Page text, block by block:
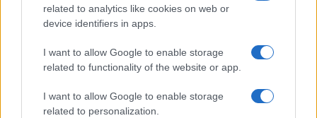
related to analytics like cookies on web or
device identifiers in apps.
I want to allow Google to enable storage
related to functionality of the website or app.
I want to allow Google to enable storage
related to personalization.
Controlli rafforzati in Costa Smeralda, 20
arresti e 135 denunce